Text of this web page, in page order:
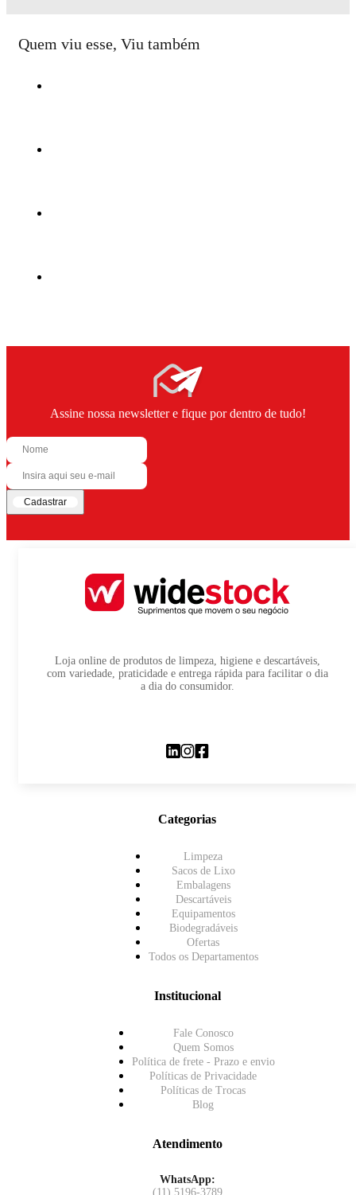
Quem viu esse, Viu também
Assine nossa newsletter e fique por dentro de tudo!
Cadastrar
Loja online de produtos de limpeza, higiene e descartáveis,
com variedade, praticidade e entrega rápida para facilitar o dia
a dia do consumidor.
Categorias
Limpeza
Sacos de Lixo
Embalagens
Descartáveis
Equipamentos
Biodegradáveis
Ofertas
Todos os Departamentos
Institucional
Fale Conosco
Quem Somos
Política de frete - Prazo e envio
Políticas de Privacidade
Políticas de Trocas
Blog
Atendimento
WhatsApp:
(11) 5196-3789